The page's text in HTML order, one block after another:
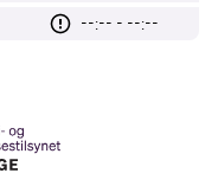
--:-- - --:--